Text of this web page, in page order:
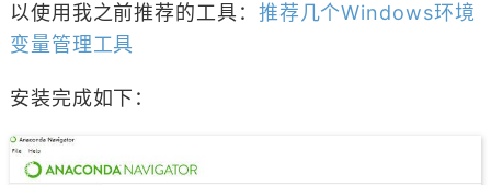
以使用我之前推荐的工具： 推荐几个Windows环境
变量管理工具
安装完成如下：